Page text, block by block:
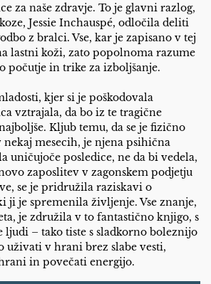
za naše zdravje. To je glavni razlog,
Jessie Inchauspé, odločila deliti
z bralci. Vse, kar je zapisano v tej
lastni koži, zato popolnoma razume
počutje in trike za izboljšanje.
kjer si je poškodovala
vztrajala, da bo iz te tragične
Kljub temu, da se je fizično
nekaj mesecih, je njena psihična
uničujoče posledice, ne da bi vedela,
zaposlitev v zagonskem podjetju
se je pridružila raziskavi o
ji je spremenila življenje. Vse znanje,
je združila v to fantastično knjigo, s
ljudi – tako tiste s sladkorno boleznijo
uživati v hrani brez slabe vesti,
in povečati energijo.